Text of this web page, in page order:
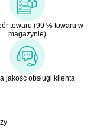
towaru (99 % towaru w
magazynie)
jakość obsługi klienta